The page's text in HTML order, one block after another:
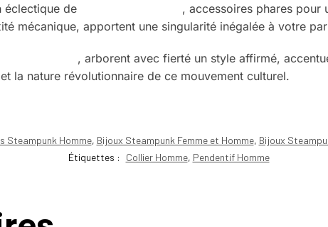
éclectique de , accessoires phares pour
mécanique, apportent une singularité inégalée à votre
, arborent avec fierté un style affirmé,
la nature révolutionnaire de ce mouvement culturel.
Steampunk Homme, Bijoux Steampunk Femme et Homme, Bijoux
Étiquettes :
Collier Homme, Pendentif Homme